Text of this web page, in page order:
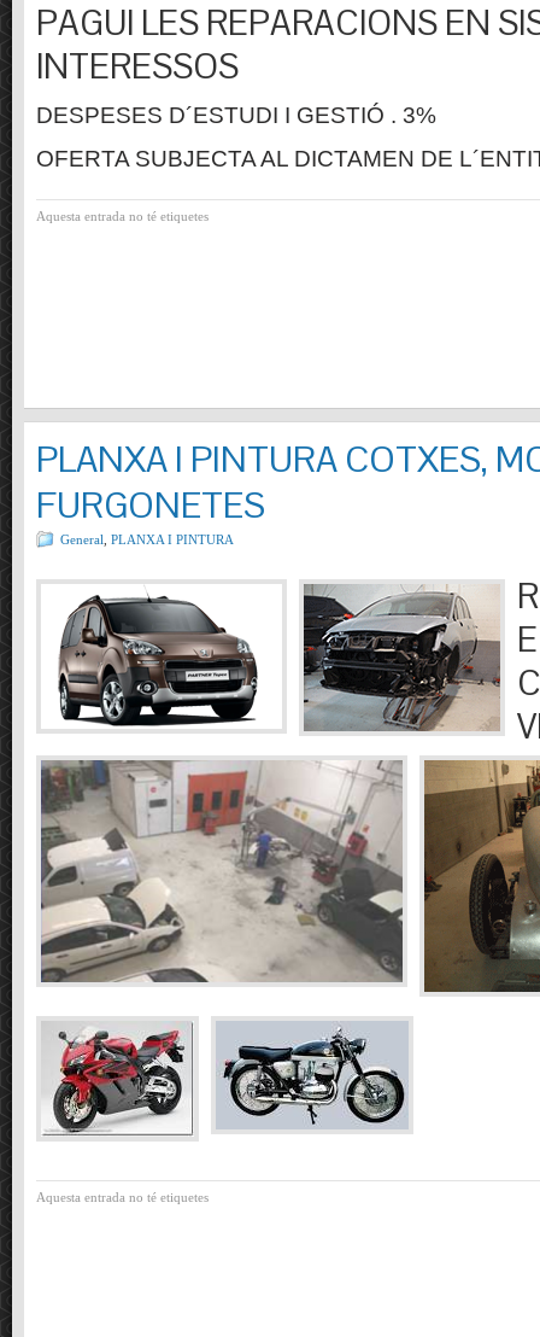
PAGUI LES REPARACIONS EN
INTERESSOS
DESPESES D´ESTUDI I GESTIÓ . 3%
OFERTA SUBJECTA AL DICTAMEN DE
Aquesta entrada no té etiquetes
PLANXA I PINTURA COTXES,
FURGONETES
General PLANXA I PINTURA
Aquesta entrada no té etiquetes